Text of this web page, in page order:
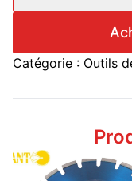
Catégorie : Outils